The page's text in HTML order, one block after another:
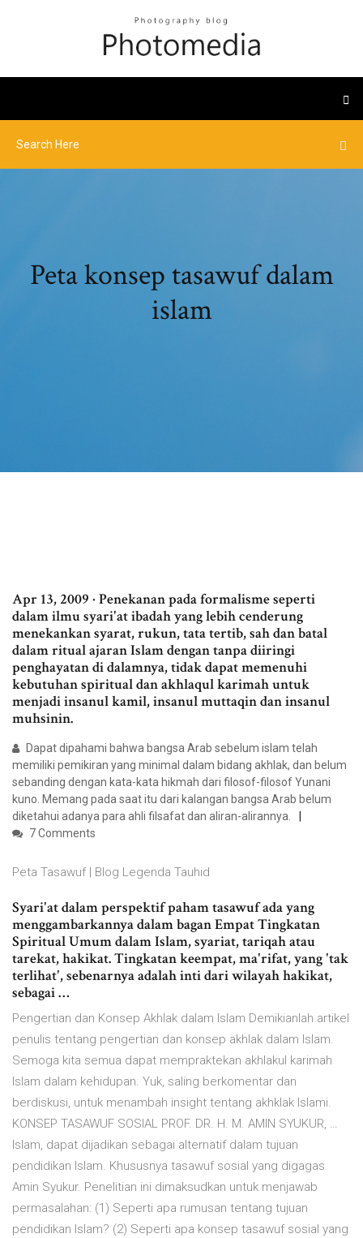
Peta konsep tasawuf dalam
islam
Apr 13, 2009 · Penekanan pada formalisme seperti
dalam ilmu syari'at ibadah yang lebih cenderung
menekankan syarat, rukun, tata tertib, sah dan batal
dalam ritual ajaran Islam dengan tanpa diiringi
penghayatan di dalamnya, tidak dapat memenuhi
kebutuhan spiritual dan akhlaqul karimah untuk
menjadi insanul kamil, insanul muttaqin dan insanul
muhsinin.
Dapat dipahami bahwa bangsa Arab sebelum islam telah
memiliki pemikiran yang minimal dalam bidang akhlak, dan belum
sebanding dengan kata-kata hikmah dari filosof-filosof Yunani
kuno. Memang pada saat itu dari kalangan bangsa Arab belum
diketahui adanya para ahli filsafat dan aliran-alirannya.
7 Comments
Peta Tasawuf | Blog Legenda Tauhid
Syari'at dalam perspektif paham tasawuf ada yang
menggambarkannya dalam bagan Empat Tingkatan
Spiritual Umum dalam Islam, syariat, tariqah atau
tarekat, hakikat. Tingkatan keempat, ma'rifat, yang 'tak
terlihat', sebenarnya adalah inti dari wilayah hakikat,
sebagai …
Pengertian dan Konsep Akhlak dalam Islam Demikianlah artikel
penulis tentang pengertian dan konsep akhlak dalam Islam.
Semoga kita semua dapat mempraktekan akhlakul karimah
Islam dalam kehidupan. Yuk, saling berkomentar dan
berdiskusi, untuk menambah insight tentang akhklak Islami.
KONSEP TASAWUF SOSIAL PROF. DR. H. M. AMIN SYUKUR, …
Islam, dapat dijadikan sebagai alternatif dalam tujuan
pendidikan Islam. Khususnya tasawuf sosial yang digagas
Amin Syukur. Penelitian ini dimaksudkan untuk menjawab
permasalahan: (1) Seperti apa rumusan tentang tujuan
pendidikan Islam? (2) Seperti apa konsep tasawuf sosial yang